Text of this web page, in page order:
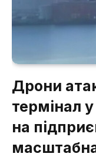
Дрони
термінал
на